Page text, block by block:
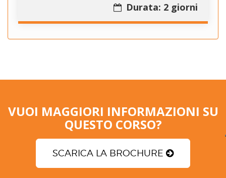
Durata: 2 giorni
VUOI MAGGIORI INFORMAZIONI SU
QUESTO CORSO?
SCARICA LA BROCHURE